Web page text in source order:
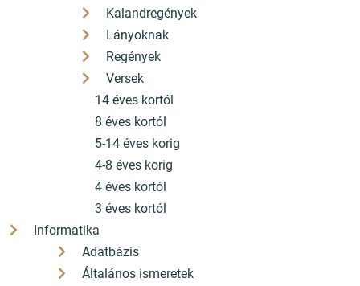
Kalandregények
Lányoknak
Regények
Versek
14 éves kortól
8 éves kortól
5-14 éves korig
4-8 éves korig
4 éves kortól
3 éves kortól
Informatika
Adatbázis
Általános ismeretek